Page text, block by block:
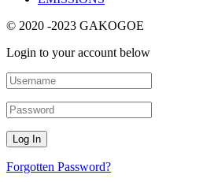
© 2020 -2023 GAKOGOE
Login to your account below
Forgotten Password?